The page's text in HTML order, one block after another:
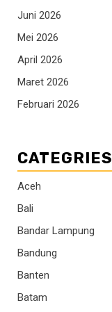
Juni 2026
Mei 2026
April 2026
Maret 2026
Februari 2026
CATEGRIES
Aceh
Bali
Bandar Lampung
Bandung
Banten
Batam